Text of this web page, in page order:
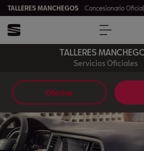
TALLERES MANCHEGOS Concesionario Oficial
TALLERES
Servicios Oficiales
Ofertas